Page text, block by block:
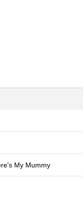
My Mummy